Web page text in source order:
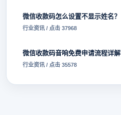
微信收款码怎么设置不显示姓名？
行业资讯 / 点击 37968
微信收款码音响免费申请流程详解
行业资讯 / 点击 35578